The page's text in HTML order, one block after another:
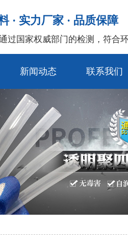
· 实力厂家 · 品质保障
过国家权威部门的检测，符合
新闻动态
公司新闻
常见问题
联系我们